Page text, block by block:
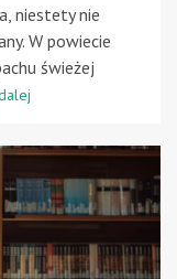
niestety nie
W powiecie
świeżej